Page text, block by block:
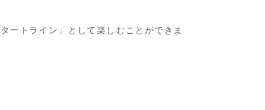
ートライン」として楽しむことができま